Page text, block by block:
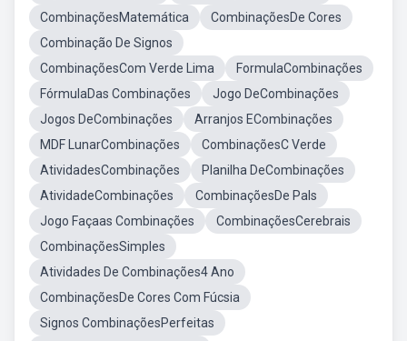
CombinaçõesMatemática
CombinaçõesDe Cores
Combinação De Signos
CombinaçõesCom Verde Lima
FormulaCombinações
FórmulaDas Combinações
Jogo DeCombinações
Jogos DeCombinações
Arranjos ECombinações
MDF LunarCombinações
CombinaçõesC Verde
AtividadesCombinações
Planilha DeCombinações
AtividadeCombinações
CombinaçõesDe Pals
Jogo Façaas Combinações
CombinaçõesCerebrais
CombinaçõesSimples
Atividades De Combinações4 Ano
CombinaçõesDe Cores Com Fúcsia
Signos CombinaçõesPerfeitas